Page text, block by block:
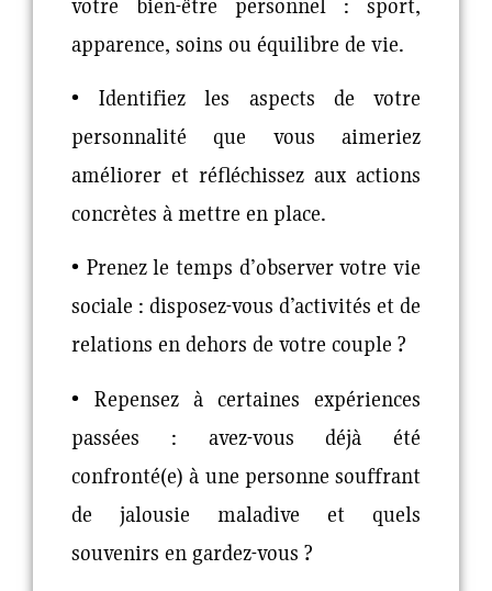
apparence, soins ou équilibre de vie.
• Identifiez les aspects de votre
personnalité que vous aimeriez
améliorer et réfléchissez aux actions
concrètes à mettre en place.
• Prenez le temps d’observer votre vie
sociale : disposez-vous d’activités et de
relations en dehors de votre couple ?
• Repensez à certaines expériences
passées : avez-vous déjà été
confronté(e) à une personne souffrant
de jalousie maladive et quels
souvenirs en gardez-vous ?